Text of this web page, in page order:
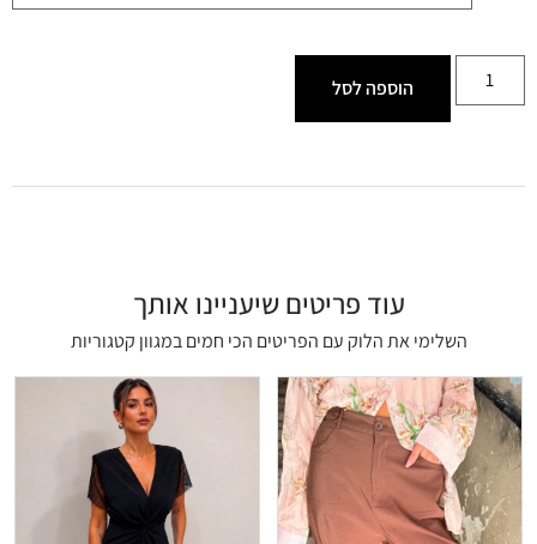
הוספה לסל
עוד פריטים שיעניינו אותך
השלימי את הלוק עם הפריטים הכי חמים במגוון קטגוריות